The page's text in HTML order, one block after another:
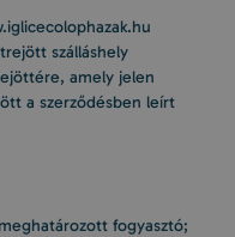
szálláshely
amely jelen
a szerződésben leírt
fogyasztó;